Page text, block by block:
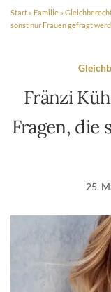
Start » Familie »
sonst nur Frauen gefragt
Fränzi
Fragen, die
25.